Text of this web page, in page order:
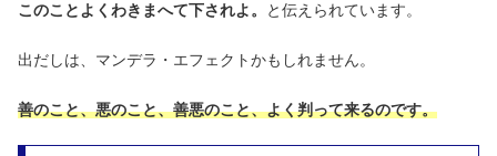
このことよくわきまへて下されよ。
と伝えられています。
出だしは、マンデラ・エフェクトかもしれません。
善のこと、悪のこと、善悪のこと、よく判って来るのです。